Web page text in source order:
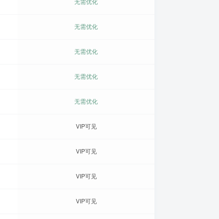
无需优化
无需优化
无需优化
无需优化
VIP可见
VIP可见
VIP可见
VIP可见